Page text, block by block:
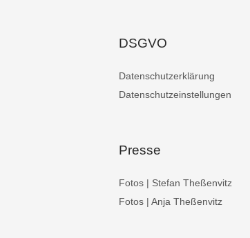
DSGVO
Datenschutzerklärung
Datenschutzeinstellungen
Presse
Fotos | Stefan Theßenvitz
Fotos | Anja Theßenvitz